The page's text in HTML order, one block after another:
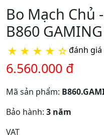
Bo Mạch Chủ
B860
★ ★ ★ ★ ☆đánh giá
6.560.000 đ
Mã sản phẩm:
Bảo hành: 3 năm
VAT